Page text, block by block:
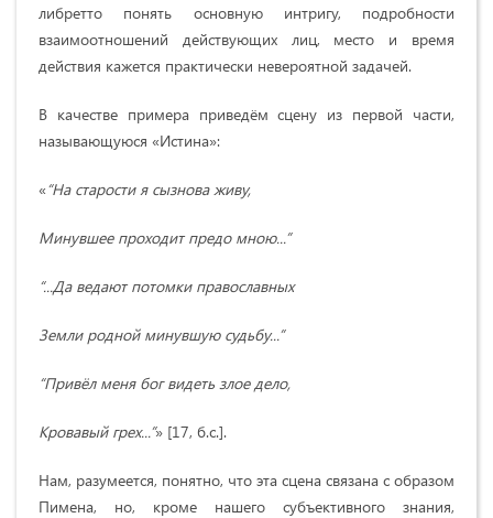
либретто понять основную интригу, подробности
взаимоотношений действующих лиц, место и время
действия кажется практически невероятной задачей.
В качестве примера приведём сцену из первой части,
называющуюся «Истина»:
«“На старости я сызнова живу,
Минувшее проходит предо мною...”
“...Да ведают потомки православных
Земли родной минувшую судьбу...”
“Привёл меня бог видеть злое дело,
Кровавый грех...”» [17, б.с.].
Нам, разумеется, понятно, что эта сцена связана с образом
Пимена, но, кроме нашего субъективного знания,